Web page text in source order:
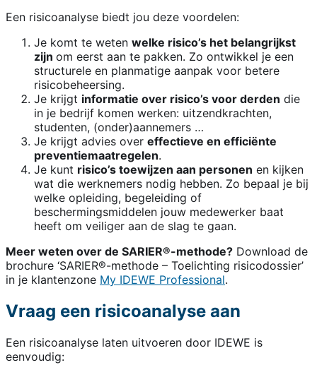
Een risicoanalyse biedt jou deze voordelen:
Je komt te weten welke risico’s het belangrijkst
zijn om eerst aan te pakken. Zo ontwikkel je een
structurele en planmatige aanpak voor betere
risicobeheersing.
Je krijgt informatie over risico’s voor derden die
in je bedrijf komen werken: uitzendkrachten,
studenten, (onder)aannemers …
Je krijgt advies over effectieve en efficiënte
preventiemaatregelen.
Je kunt risico’s toewijzen aan personen en kijken
wat die werknemers nodig hebben. Zo bepaal je bij
welke opleiding, begeleiding of
beschermingsmiddelen jouw medewerker baat
heeft om veiliger aan de slag te gaan.
Meer weten over de SARIER®-methode? Download de
brochure ‘SARIER®-methode – Toelichting risicodossier’
in je klantenzone My IDEWE Professional.
Vraag een risicoanalyse aan
Een risicoanalyse laten uitvoeren door IDEWE is
eenvoudig: